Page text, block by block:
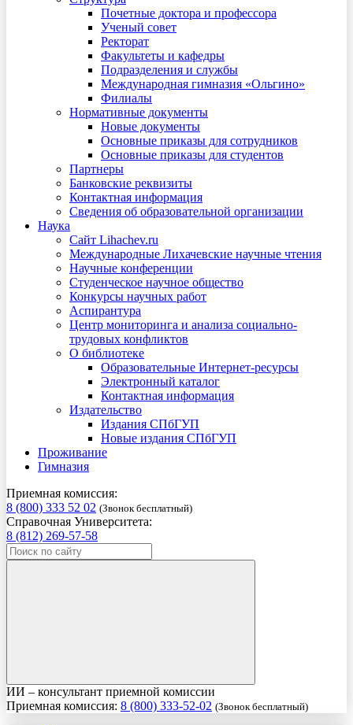
Почетные доктора и профессора
Ученый совет
Ректорат
Факультеты и кафедры
Подразделения и службы
Международная гимназия «Ольгино»
Филиалы
Нормативные документы
Новые документы
Основные приказы для сотрудников
Основные приказы для студентов
Партнеры
Банковские реквизиты
Контактная информация
Сведения об образовательной организации
Наука
Сайт Lihachev.ru
Международные Лихачевские научные чтения
Научные конференции
Студенческое научное общество
Конкурсы научных работ
Аспирантура
Центр мониторинга и анализа социально-
трудовых конфликтов
О библиотеке
Образовательные Интернет-ресурсы
Электронный каталог
Контактная информация
Издательство
Издания СПбГУП
Новые издания СПбГУП
Проживание
Гимназия
Приемная комиссия:
8 (800) 333 52 02 (Звонок бесплатный)
Справочная Университета:
8 (812) 269-57-58
ИИ – консультант приемной комиссии
Приемная комиссия: 8 (800) 333-52-02 (Звонок бесплатный)